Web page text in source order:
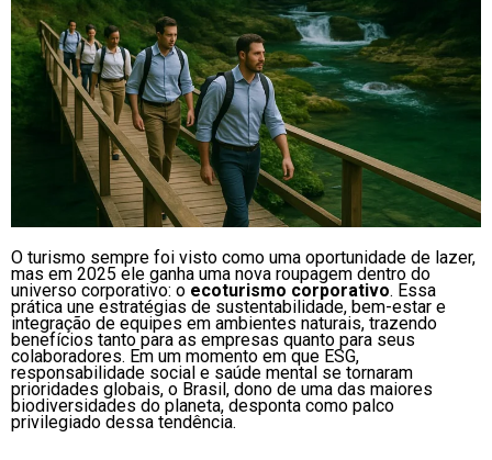
O turismo sempre foi visto como uma oportunidade de lazer,
mas em 2025 ele ganha uma nova roupagem dentro do
universo corporativo: o ecoturismo corporativo. Essa
prática une estratégias de sustentabilidade, bem-estar e
integração de equipes em ambientes naturais, trazendo
benefícios tanto para as empresas quanto para seus
colaboradores. Em um momento em que ESG,
responsabilidade social e saúde mental se tornaram
prioridades globais, o Brasil, dono de uma das maiores
biodiversidades do planeta, desponta como palco
privilegiado dessa tendência.